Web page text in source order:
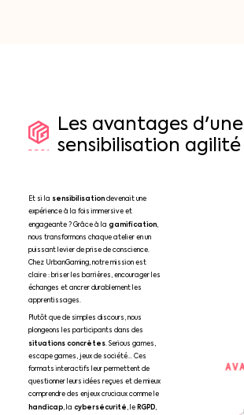
Les avantages d'une
sensibilisation agilité
Et si la sensibilisationdevenait une
expérience à la fois immersive et
engageante ? Grâce à la gamification,
nous transformons chaque atelier en un
puissant levier de prise de conscience.
Chez UrbanGaming, notre mission est
claire : briser les barrières, encourager les
échanges et ancrer durablement les
apprentissages.
Plutôt que de simples discours, nous
plongeons les participants dans des
situations concrètes. Serious games,
escape games, jeux de société… Ces
formats interactifs leur permettent de
questionner leurs idées reçues et de mieux
comprendre des enjeux cruciaux comme le
handicap, la cybersécurité, le RGPD,